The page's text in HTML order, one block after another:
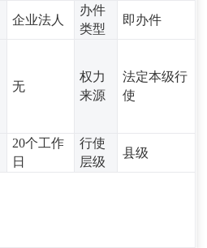
企业法人
办件
类型
即办件
无
权力
来源
法定本级行
使
20个工作
日
行使
层级
县级